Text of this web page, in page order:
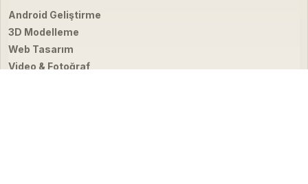
Android Geliştirme
3D Modelleme
Web Tasarım
Video & Fotoğraf